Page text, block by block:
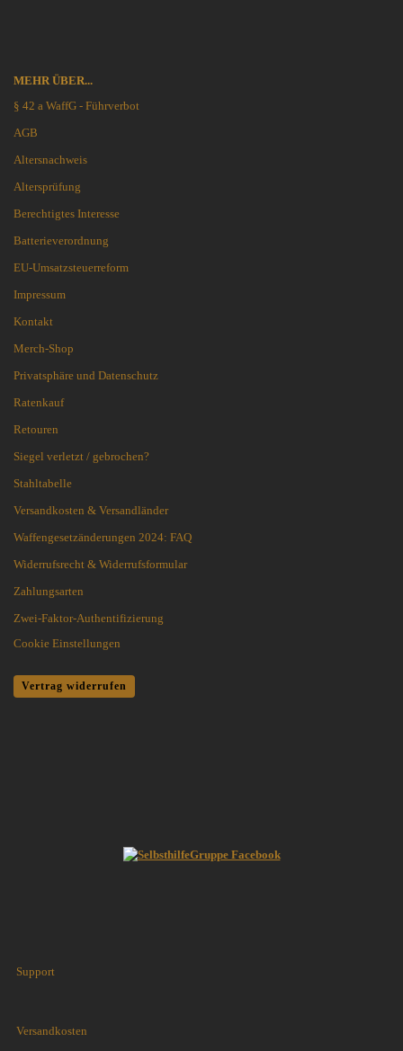
MEHR ÜBER...
§ 42 a WaffG - Führverbot
AGB
Altersnachweis
Altersprüfung
Berechtigtes Interesse
Batterieverordnung
EU-Umsatzsteuerreform
Impressum
Kontakt
Merch-Shop
Privatsphäre und Datenschutz
Ratenkauf
Retouren
Siegel verletzt / gebrochen?
Stahltabelle
Versandkosten & Versandländer
Waffengesetzänderungen 2024: FAQ
Widerrufsrecht & Widerrufsformular
Zahlungsarten
Zwei-Faktor-Authentifizierung
Cookie Einstellungen
Vertrag widerrufen
Support
Versandkosten